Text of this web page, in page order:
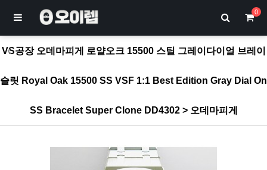
0
VS공장 오데마피게 로얄오크 15500 스틸 그레이다이얼 브레이
슬릿 Royal Oak 15500 SS VSF 1:1 Best Edition Gray Dial On
SS Bracelet Super Clone DD4302 > 오데마피게